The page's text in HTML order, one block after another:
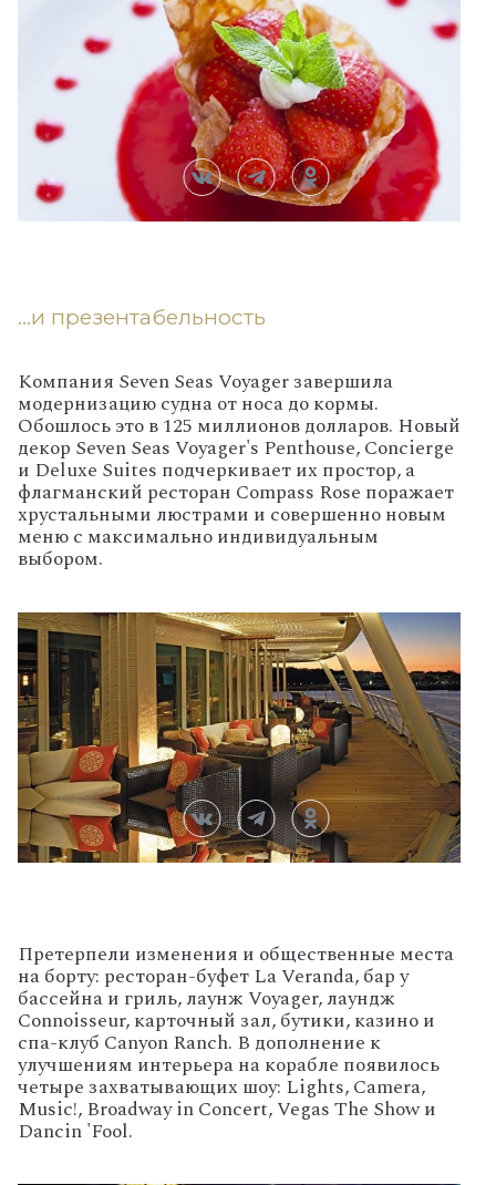
…и презентабельность
Компания Seven Seas Voyager завершила
модернизацию судна от носа до кормы.
Обошлось это в 125 миллионов долларов. Новый
декор Seven Seas Voyager's Penthouse, Concierge
и Deluxe Suites подчеркивает их простор, а
флагманский ресторан Compass Rose поражает
хрустальными люстрами и совершенно новым
меню с максимально индивидуальным
выбором.
Претерпели изменения и общественные места
на борту: ресторан-буфет La Veranda, бар у
бассейна и гриль, лаунж Voyager, лаундж
Connoisseur, карточный зал, бутики, казино и
спа-клуб Canyon Ranch. В дополнение к
улучшениям интерьера на корабле появилось
четыре захватывающих шоу: Lights, Camera,
Music!, Broadway in Concert, Vegas The Show и
Dancin 'Fool.